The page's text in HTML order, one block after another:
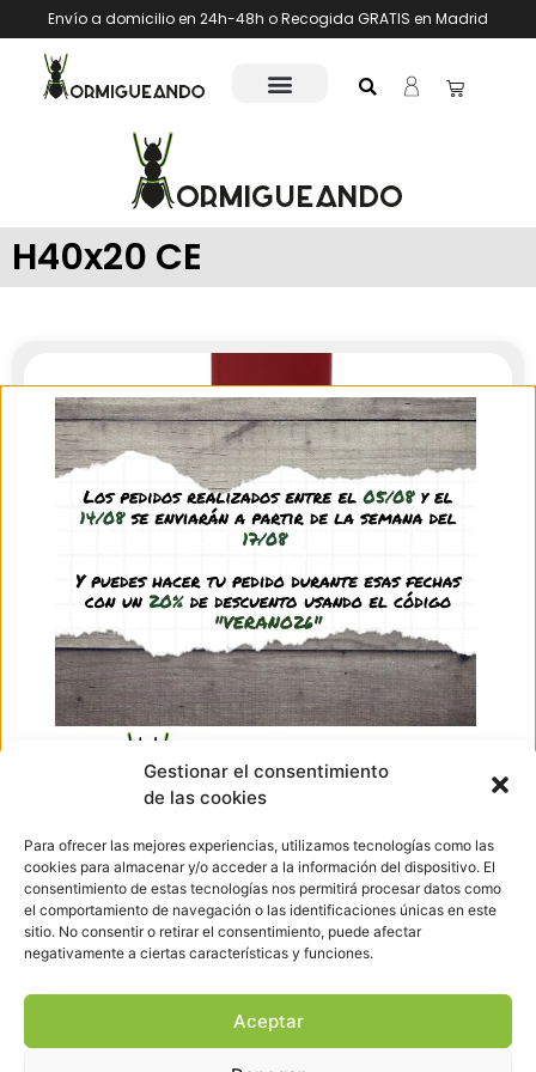
Gestionar el consentimiento
de las cookies
Para ofrecer las mejores experiencias, utilizamos tecnologías como las
cookies para almacenar y/o acceder a la información del dispositivo. El
consentimiento de estas tecnologías nos permitirá procesar datos como
el comportamiento de navegación o las identificaciones únicas en este
sitio. No consentir o retirar el consentimiento, puede afectar
negativamente a ciertas características y funciones.
Aceptar
Envío a domicilio en 24h-48h o Recogida GRATIS en Madrid
H40x20 CE
Filtros para modelos de esponja/PVA
9,95€
Ver producto
Ir arriba
Hormigueando © Copyright 2023. Diseño web realizado por
656 582 507
info@hormigueando.com
Tres Cantos (Madrid)
Envíos y Devoluciones
Política de privacidad